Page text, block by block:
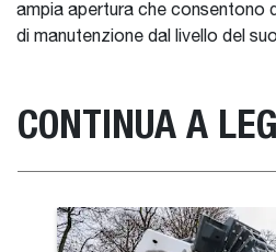
ampia apertura che consentono
di manutenzione dal livello del
CONTINUA A